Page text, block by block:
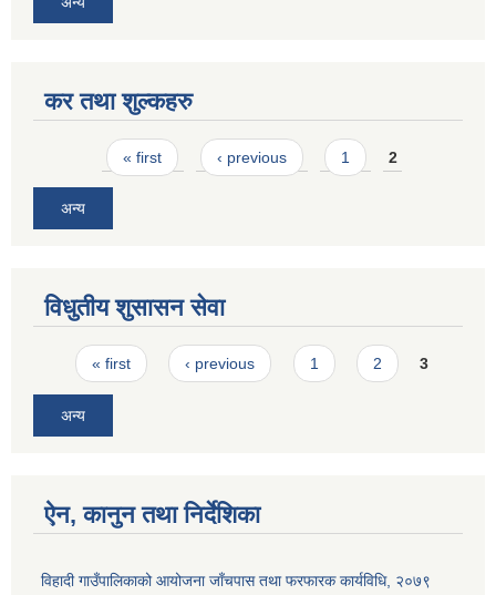
कर तथा शुल्कहरु
Pages« first ‹ previous 1 2
अन्य
विधुतीय शुसासन सेवा
Pages
« first ‹ previous 1 2 3
अन्य
ऐन, कानुन तथा निर्देशिका
विहादी गाउँपालिकाको आयोजना जाँचपास तथा फरफारक कार्यविधि, २०७९